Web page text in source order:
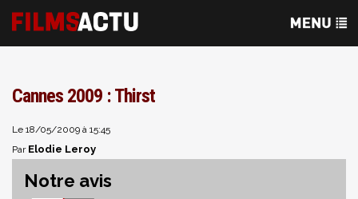
Cannes 2009 : Thirst
Le 18/05/2009 à 15:45
Par Elodie Leroy
Notre avis